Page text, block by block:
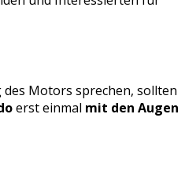
Motors sprechen, sollten
erst einmal mit den Augen